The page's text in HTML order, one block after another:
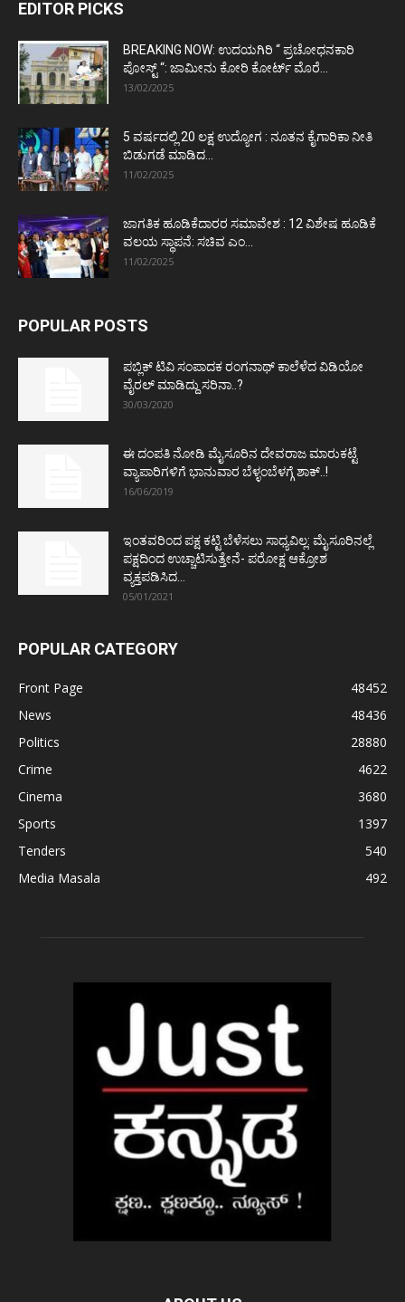
EDITOR PICKS
BREAKING NOW: ಉದಯಗಿರಿ “ ಪ್ರಚೋಧನಕಾರಿ
ಪೋಸ್ಟ್‌ “: ಜಾಮೀನು ಕೋರಿ ಕೋರ್ಟ್‌ ಮೊರೆ...
13/02/2025
5 ವರ್ಷದಲ್ಲಿ 20 ಲಕ್ಷ ಉದ್ಯೋಗ : ನೂತನ ಕೈಗಾರಿಕಾ ನೀತಿ
ಬಿಡುಗಡೆ ಮಾಡಿದ...
11/02/2025
ಜಾಗತಿಕ ಹೂಡಿಕೆದಾರರ ಸಮಾವೇಶ : 12 ವಿಶೇಷ ಹೂಡಿಕೆ
ವಲಯ ಸ್ಥಾಪನೆ: ಸಚಿವ ಎಂ...
11/02/2025
POPULAR POSTS
ಪಬ್ಲಿಕ್ ಟಿವಿ ಸಂಪಾದಕ ರಂಗನಾಥ್ ಕಾಲೆಳೆದ ವಿಡಿಯೋ
ವೈರಲ್ ಮಾಡಿದ್ದು ಸರಿನಾ..?
30/03/2020
ಈ ದಂಪತಿ ನೋಡಿ ಮೈಸೂರಿನ ದೇವರಾಜ ಮಾರುಕಟ್ಟೆ
ವ್ಯಾಪಾರಿಗಳಿಗೆ ಭಾನುವಾರ ಬೆಳ್ಳಂಬೆಳಗ್ಗೆ ಶಾಕ್..!
16/06/2019
ಇಂತವರಿಂದ ಪಕ್ಷ ಕಟ್ಟಿ ಬೆಳೆಸಲು ಸಾಧ್ಯವಿಲ್ಲ: ಮೈಸೂರಿನಲ್ಲೆ
ಪಕ್ಷದಿಂದ ಉಚ್ಚಾಟಿಸುತ್ತೇನೆ- ಪರೋಕ್ಷ ಆಕ್ರೋಶ
ವ್ಯಕ್ತಪಡಿಸಿದ...
05/01/2021
POPULAR CATEGORY
Front Page
48452
News
48436
Politics
28880
Crime
4622
Cinema
3680
Sports
1397
Tenders
540
Media Masala
492